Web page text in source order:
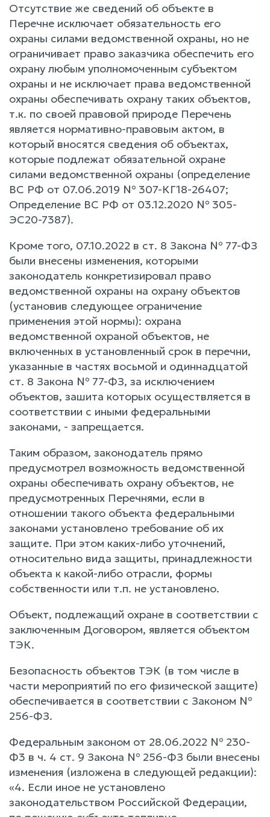
Отсутствие же сведений об объекте в
Перечне исключает обязательность его
охраны силами ведомственной охраны, но не
ограничивает право заказчика обеспечить его
охрану любым уполномоченным субъектом
охраны и не исключает права ведомственной
охраны обеспечивать охрану таких объектов,
т.к. по своей правовой природе Перечень
является нормативно-правовым актом, в
который вносятся сведения об объектах,
которые подлежат обязательной охране
силами ведомственной охраны (определение
ВС РФ от 07.06.2019 № 307-КГ18-26407;
Определение ВС РФ от 03.12.2020 № 305-
ЭС20-7387).
Кроме того, 07.10.2022 в ст. 8 Закона № 77-ФЗ
были внесены изменения, которыми
законодатель конкретизировал право
ведомственной охраны на охрану объектов
(установив следующее ограничение
применения этой нормы): охрана
ведомственной охраной объектов, не
включенных в установленный срок в перечни,
указанные в частях восьмой и одиннадцатой
ст. 8 Закона № 77-ФЗ, за исключением
объектов, зашита которых осуществляется в
соответствии с иными федеральными
законами, - запрещается.
Таким образом, законодатель прямо
предусмотрел возможность ведомственной
охраны обеспечивать охрану объектов, не
предусмотренных Перечнями, если в
отношении такого объекта федеральными
законами установлено требование об их
защите. При этом каких-либо уточнений,
относительно вида защиты, принадлежности
объекта к какой-либо отрасли, формы
собственности или т.п. не установлено.
Объект, подлежащий охране в соответствии с
заключенным Договором, является объектом
ТЭК.
Безопасность объектов ТЭК (в том числе в
части мероприятий по его физической защите)
обеспечивается в соответствии с Законом №
256-ФЗ.
Федеральным законом от 28.06.2022 № 230-
Ф3 в ч. 4 ст. 9 Закона № 256-ФЗ были внесены
изменения (изложена в следующей редакции):
«4. Если иное не установлено
законодательством Российской Федерации,